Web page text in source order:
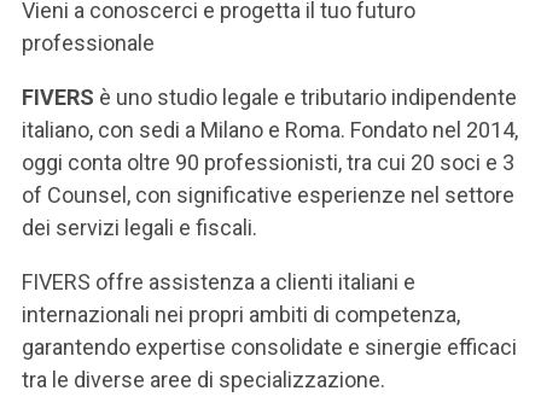
SEI UNO STUDENTE ISCRITTO?
SEI UN DOCENTE O UN MEMBRO DELLO STAFF
ACCEDI A CLOUDMAIL
Vieni a conoscerci e progetta il tuo futuro
professionale
FIVERS è uno studio legale e tributario indipendente
italiano, con sedi a Milano e Roma. Fondato nel 2014,
oggi conta oltre 90 professionisti, tra cui 20 soci e 3
of Counsel, con significative esperienze nel settore
dei servizi legali e fiscali.
FIVERS offre assistenza a clienti italiani e
internazionali nei propri ambiti di competenza,
garantendo expertise consolidate e sinergie efficaci
tra le diverse aree di specializzazione.